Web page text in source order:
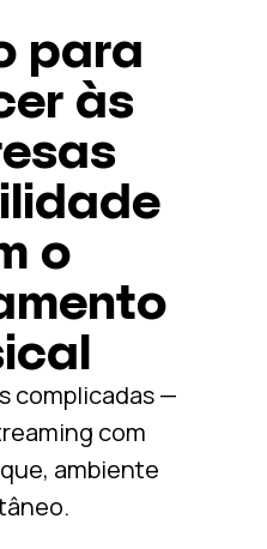
para
às
o
complicadas —
com
ambiente